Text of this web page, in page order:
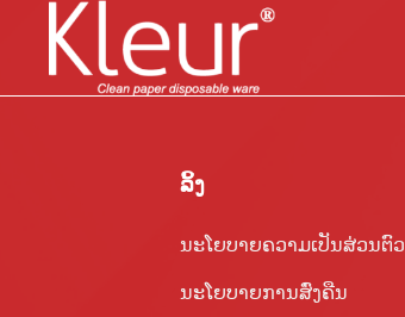
ລິ້ງ
ນະໂຍບາຍຄວາມເປັນສ່ວນຕົວ
ນະໂຍບາຍການສົ່ງຄືນ